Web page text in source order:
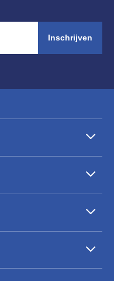
Inschrijven